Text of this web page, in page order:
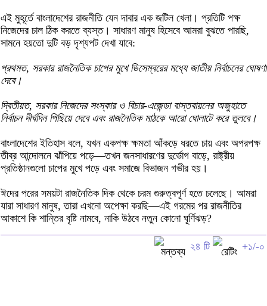
এই মুহূর্তে বাংলাদেশের রাজনীতি যেন দাবার এক জটিল খেলা। প্রতিটি পক্ষ
নিজেদের চাল ঠিক করতে ব্যস্ত। সাধারণ মানুষ হিসেবে আমরা বুঝতে পারছি,
সামনে হয়তো দুটি বড় দৃশ্যপট দেখা যাবে:
প্রথমত, সরকার রাজনৈতিক চাপের মুখে ডিসেম্বরের মধ্যে জাতীয় নির্বাচনের ঘোষণা
দেবে।
দ্বিতীয়ত, সরকার নিজেদের সংস্কার ও বিচার-এজেন্ডা বাস্তবায়নের অজুহাতে
নির্বাচন দীর্ঘদিন পিছিয়ে দেবে এবং রাজনৈতিক মাঠকে আরো ঘোলাটে করে তুলবে।
বাংলাদেশের ইতিহাস বলে, যখন একপক্ষ ক্ষমতা আঁকড়ে ধরতে চায় এবং অপরপক্ষ
তীব্র আন্দোলনে ঝাঁপিয়ে পড়ে—তখন জনসাধারণের দুর্ভোগ বাড়ে, রাষ্ট্রীয়
প্রতিষ্ঠানগুলো চাপের মুখে পড়ে এবং সমাজে বিভাজন গভীর হয়।
ঈদের পরের সময়টা রাজনৈতিক দিক থেকে চরম গুরুত্বপূর্ণ হতে চলেছে। আমরা
যারা সাধারণ মানুষ, তারা এখনো অপেক্ষা করছি—এই গরমের পর রাজনীতির
আকাশে কি শান্তির বৃষ্টি নামবে, নাকি উঠবে নতুন কোনো ঘূর্ণিঝড়?
২৪ টি +১/-০